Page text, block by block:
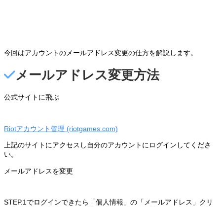
今回はアカウントのメールアドレス変更の仕方を解説します。
メールアドレス変更方法
公式サイトに飛ぶ
Riotアカウント管理 (riotgames.com)
上記のサイトにアクセスし自分のアカウントにログインしてくださ
い。
メールアドレスを変更
STEP.1でログインできたら「個人情報」の「メールアドレス」クリ